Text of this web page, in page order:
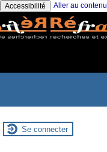
Accessibilité Aller au contenu
Se connecter